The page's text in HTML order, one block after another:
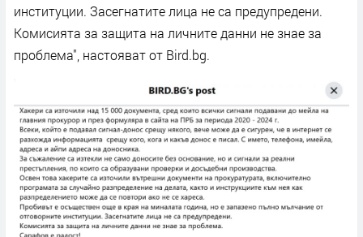
институции. Засегнатите лица не са предупредени.
Комисията за защита на личните данни не знае за
проблема", настояват от Bird.bg.